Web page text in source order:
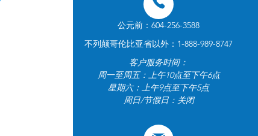
公元前：604-256-3588
不列颠哥伦比亚省以外：1-888-989-8747
客户服务时间：
周一至周五：上午10点至下午6点
星期六：上午9点至下午5点
周日/节假日：关闭